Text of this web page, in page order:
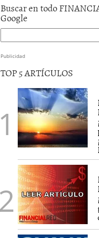
Buscar en todo
Google
Publicidad
TOP 5 ARTÍCULOS